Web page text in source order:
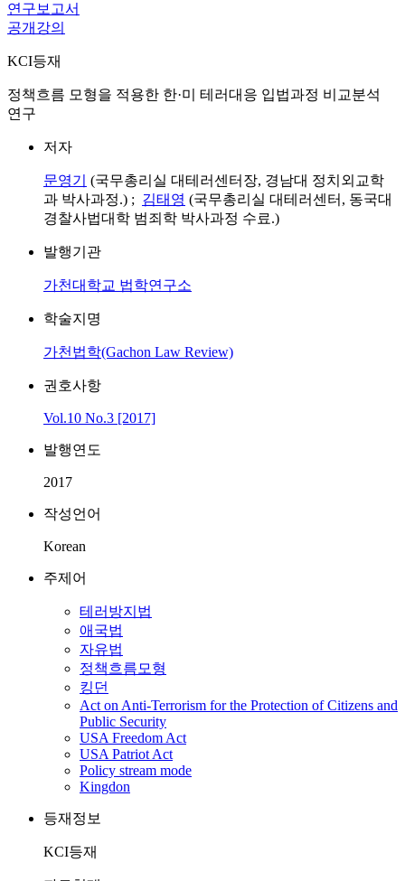
연구보고서
공개강의
KCI등재
정책흐름 모형을 적용한 한·미 테러대응 입법과정 비교분석
연구
저자
문영기
(국무총리실 대테러센터장, 경남대 정치외교학
과 박사과정.) ; 김태영 (국무총리실 대테러센터, 동국대
경찰사법대학 범죄학 박사과정 수료.)
발행기관
가천대학교 법학연구소
학술지명
가천법학(Gachon Law Review)
권호사항
Vol.10 No.3 [2017]
발행연도
2017
작성언어
Korean
주제어
테러방지법
애국법
자유법
정책흐름모형
킹던
Act on Anti-Terrorism for the Protection of Citizens and
Public Security
USA Freedom Act
USA Patriot Act
Policy stream mode
Kingdon
등재정보
KCI등재